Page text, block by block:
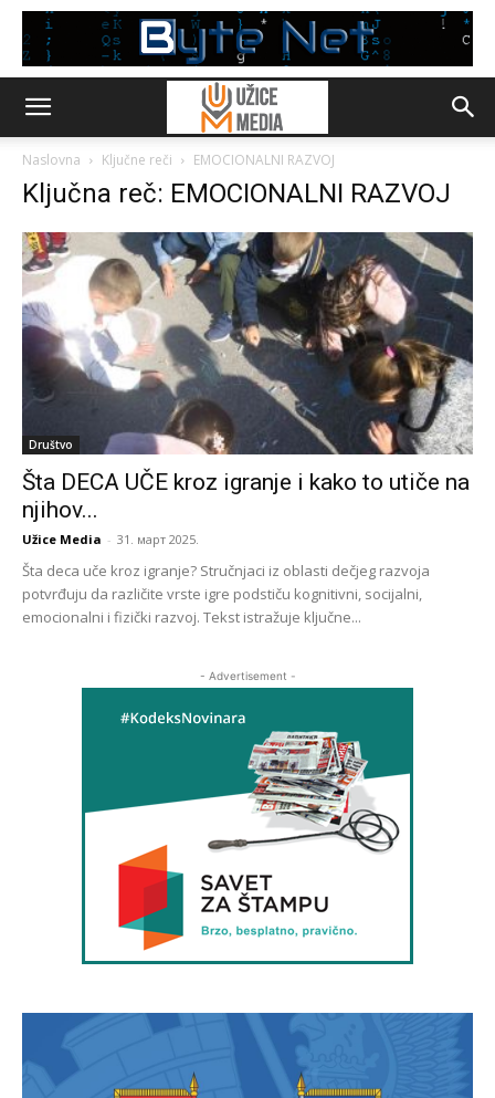
Naslovna Ključne reči EMOCIONALNI RAZVOJ
Ključna reč: EMOCIONALNI RAZVOJ
Društvo
Šta DECA UČE kroz igranje i kako to utiče na
njihov...
Užice Media - 31. март 2025.
Šta deca uče kroz igranje? Stručnjaci iz oblasti dečjeg razvoja
potvrđuju da različite vrste igre podstiču kognitivni, socijalni,
emocionalni i fizički razvoj. Tekst istražuje ključne...
- Advertisement -